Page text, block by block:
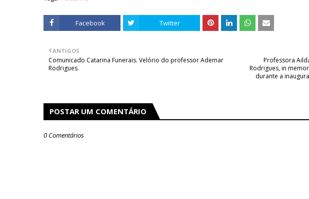
Facebook Twitter
Professora
Rodrigues, in
durante a
ANTIGOS
Comunicado Catarina Funerais. Velório do professor Ademar
Rodrigues.
POSTAR UM COMENTÁRIO
0 Comentários